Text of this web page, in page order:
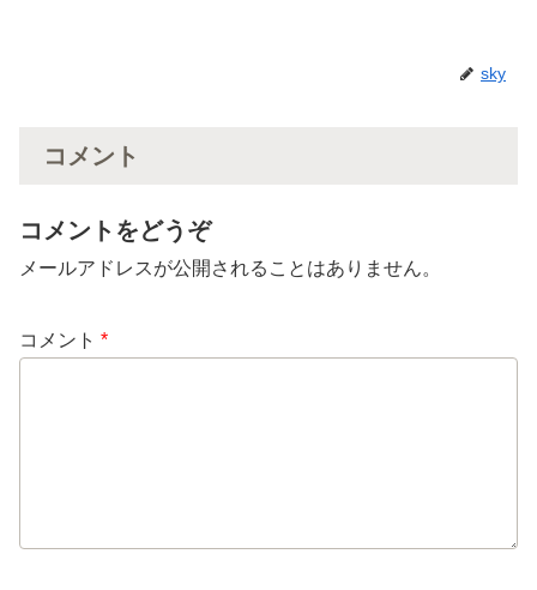
sky
コメント
コメントをどうぞ
メールアドレスが公開されることはありません。
コメント *